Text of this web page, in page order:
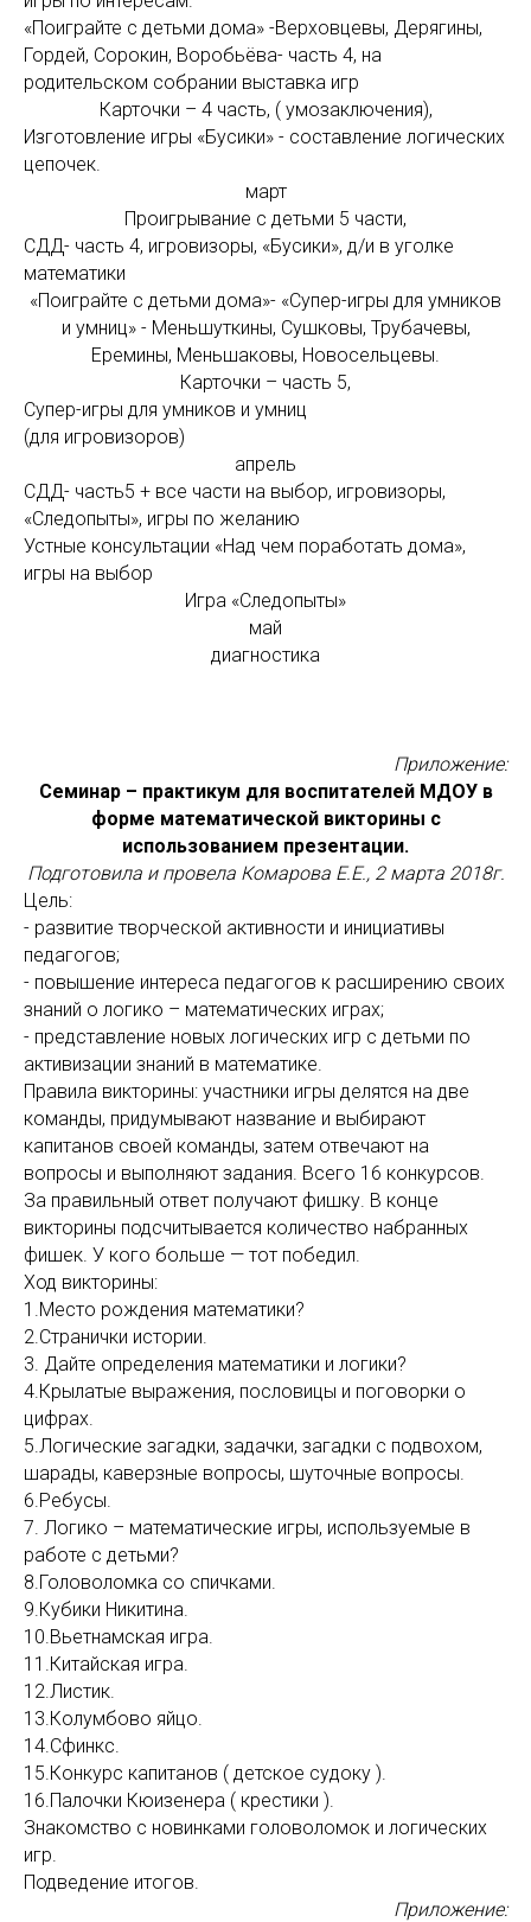
«Поиграйте с детьми дома» -Верховцевы, Дерягины,
Гордей, Сорокин, Воробьёва- часть 4, на
родительском собрании выставка игр
Карточки – 4 часть, ( умозаключения),
Изготовление игры «Бусики» - составление логических
цепочек.
март
Проигрывание с детьми 5 части,
СДД- часть 4, игровизоры, «Бусики», д/и в уголке
математики
«Поиграйте с детьми дома»- «Супер-игры для умников
и умниц» - Меньшуткины, Сушковы, Трубачевы,
Еремины, Меньшаковы, Новосельцевы.
Карточки – часть 5,
Супер-игры для умников и умниц
(для игровизоров)
апрель
СДД- часть5 + все части на выбор, игровизоры,
«Следопыты», игры по желанию
Устные консультации «Над чем поработать дома»,
игры на выбор
Игра «Следопыты»
май
диагностика
Приложение:
Семинар – практикум для воспитателей МДОУ в
форме математической викторины с
использованием презентации.
Подготовила и провела Комарова Е.Е., 2 марта 2018г.
Цель:
- развитие творческой активности и инициативы
педагогов;
- повышение интереса педагогов к расширению своих
знаний о логико – математических играх;
- представление новых логических игр с детьми по
активизации знаний в математике.
Правила викторины: участники игры делятся на две
команды, придумывают название и выбирают
капитанов своей команды, затем отвечают на
вопросы и выполняют задания. Всего 16 конкурсов.
За правильный ответ получают фишку. В конце
викторины подсчитывается количество набранных
фишек. У кого больше — тот победил.
Ход викторины:
1.Место рождения математики?
2.Странички истории.
3. Дайте определения математики и логики?
4.Крылатые выражения, пословицы и поговорки о
цифрах.
5.Логические загадки, задачки, загадки с подвохом,
шарады, каверзные вопросы, шуточные вопросы.
6.Ребусы.
7. Логико – математические игры, используемые в
работе с детьми?
8.Головоломка со спичками.
9.Кубики Никитина.
10.Вьетнамская игра.
11.Китайская игра.
12.Листик.
13.Колумбово яйцо.
14.Сфинкс.
15.Конкурс капитанов ( детское судоку ).
16.Палочки Кюизенера ( крестики ).
Знакомство с новинками головоломок и логических
игр.
Подведение итогов.
Приложение: